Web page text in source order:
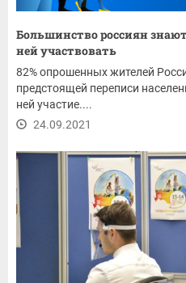
Большинство россиян
ней участвовать
82% опрошенных жителей
предстоящей переписи
ней участие....
24.09.2021